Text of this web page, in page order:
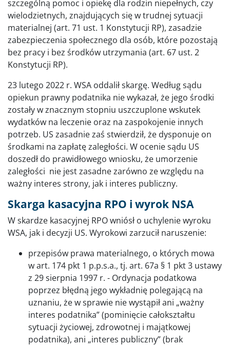
szczególną pomoc i opiekę dla rodzin niepełnych, czy
wielodzietnych, znajdujących się w trudnej sytuacji
materialnej (art. 71 ust. 1 Konstytucji RP), zasadzie
zabezpieczenia społecznego dla osób, które pozostają
bez pracy i bez środków utrzymania (art. 67 ust. 2
Konstytucji RP).
23 lutego 2022 r. WSA oddalił skargę. Według sądu
opiekun prawny podatnika nie wykazał, że jego środki
zostały w znacznym stopniu uszczuplone wskutek
wydatków na leczenie oraz na zaspokojenie innych
potrzeb. US zasadnie zaś stwierdził, że dysponuje on
środkami na zapłatę zaległości. W ocenie sądu US
doszedł do prawidłowego wniosku, że umorzenie
zaległości nie jest zasadne zarówno ze względu na
ważny interes strony, jak i interes publiczny.
Skarga kasacyjna RPO i wyrok NSA
W skardze kasacyjnej RPO wniósł o uchylenie wyroku
WSA, jak i decyzji US. Wyrokowi zarzucił naruszenie:
przepisów prawa materialnego, o których mowa
w art. 174 pkt 1 p.p.s.a., tj. art. 67a § 1 pkt 3 ustawy
z 29 sierpnia 1997 r. - Ordynacja podatkowa
poprzez błędną jego wykładnię polegającą na
uznaniu, że w sprawie nie wystąpił ani „ważny
interes podatnika” (pominięcie całokształtu
sytuacji życiowej, zdrowotnej i majątkowej
podatnika), ani „interes publiczny” (brak